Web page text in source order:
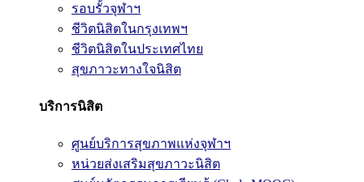
รอบรั้วจุฬาฯ
ชีวิตนิสิตในกรุงเทพฯ
ชีวิตนิสิตในประเทศไทย
สุขภาวะทางใจนิสิต
บริการนิสิต
ศูนย์บริการสุขภาพแห่งจุฬาฯ
หน่วยส่งเสริมสุขภาวะนิสิต